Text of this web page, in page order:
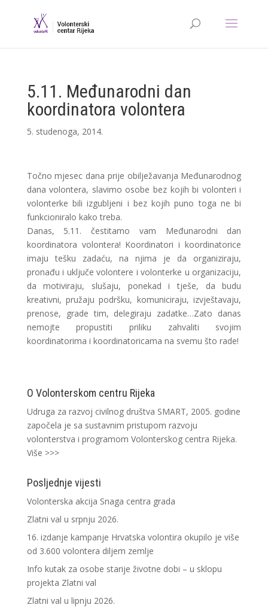
5.11. Međunarodni dan
koordinatora volontera
5. studenoga, 2014.
Točno mjesec dana prije obilježavanja Međunarodnog
dana volontera, slavimo osobe bez kojih bi volonteri i
volonterke bili izgubljeni i bez kojih puno toga ne bi
funkcioniralo kako treba.
Danas, 5.11. čestitamo vam Međunarodni dan
koordinatora volontera! Koordinatori i koordinatorice
imaju tešku zadaću, na njima je da organiziraju,
pronađu i uključe volontere i volonterke u organizaciju,
da motiviraju, slušaju, ponekad i tješe, da budu
kreativni, pružaju podršku, komuniciraju, izvještavaju,
prenose, grade tim, delegiraju zadatke…Zato danas
nemojte propustiti priliku zahvaliti svojim
koordinatorima i koordinatoricama na svemu što rade!
O Volonterskom centru Rijeka
Udruga za razvoj civilnog društva SMART, 2005. godine
započela je sa sustavnim pristupom razvoju
volonterstva i programom Volonterskog centra Rijeka.
Više >>>
Posljednje vijesti
Volonterska akcija Snaga centra grada
Zlatni val u srpnju 2026.
16. izdanje kampanje Hrvatska volontira okupilo je više
od 3.600 volontera diljem zemlje
Info kutak za osobe starije životne dobi – u sklopu
projekta Zlatni val
Zlatni val u lipnju 2026.